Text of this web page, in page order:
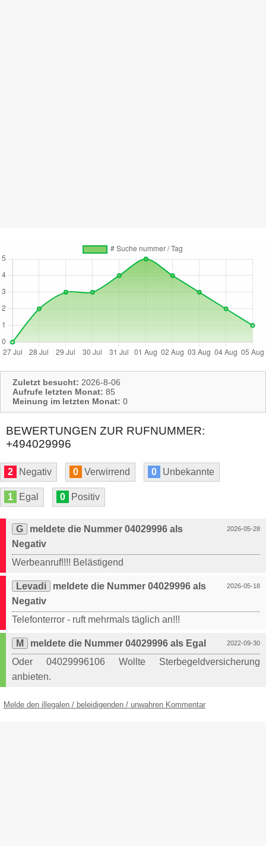
Zuletzt besucht: 2026-8-06
Aufrufe letzten Monat: 85
Meinung im letzten Monat: 0
BEWERTUNGEN ZUR RUFNUMMER:
+494029996
2 Negativ 0 Verwirrend 0 Unbekannte
1 Egal 0 Positiv
2026-05-28
G
meldete die Nummer 04029996 als
Negativ
Werbeanruf!!!! Belästigend
2026-05-18
Levadi
meldete die Nummer 04029996 als
Negativ
Telefonterror - ruft mehrmals täglich an!!!
2022-09-30
M
meldete die Nummer 04029996 als Egal
Oder 04029996106 Wollte Sterbegeldversicherung
anbieten.
Melde den illegalen / beleidigenden / unwahren Kommentar